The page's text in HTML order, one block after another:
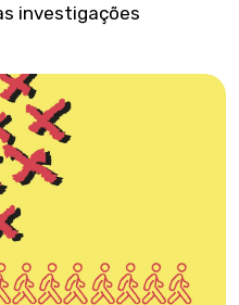
investigações